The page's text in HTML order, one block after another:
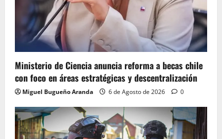
Ministerio de Ciencia anuncia reforma a becas chile
con foco en áreas estratégicas y descentralización
Miguel Bugueño Aranda 6 de Agosto de 2026 0